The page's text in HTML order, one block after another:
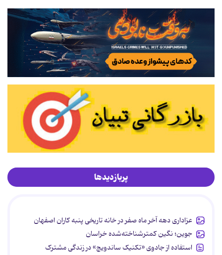
پربازدیدها
عزاداری دهه آخر ماه صفر در خانه تاریخی پنبه کاران اصفهان
جوین؛ نگین کمترشناخته‌شده خراسان
استفاده از جادوی «تکنیک ساندویچ» در زندگی مشترک